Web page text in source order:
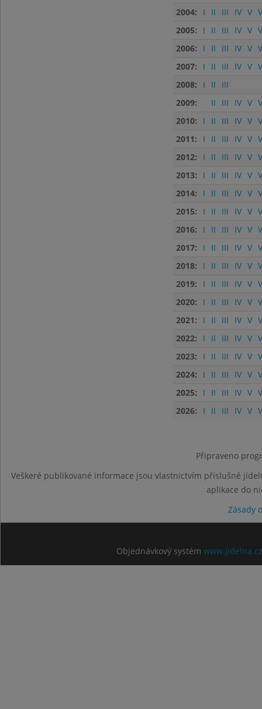
2004:
I II III IV V
2005:
I II III IV V
2006:
I II III IV V
2007:
I II III IV V
2008:
I II
III
2009:
II III IV V
2010:
I II III IV V
2011:
I II III IV V
2012:
I II III IV V
2013:
I II III IV V
2014:
I II III IV V
2015:
I II III IV V
2016:
I II III IV V
2017:
I II III IV V
2018:
I II III IV V
2019:
I II III IV V
2020:
I II III IV V
2021:
I II III IV V
2022:
I II III IV V
2023:
I II III IV V
2024:
I II III IV V
2025:
I II III IV V
2026:
I II III IV V
Připraveno
Veškeré publikované informace jsou vlastnictvím příslušné
aplikace do
Zásady
Objednávkový systém www.jidelna.cz